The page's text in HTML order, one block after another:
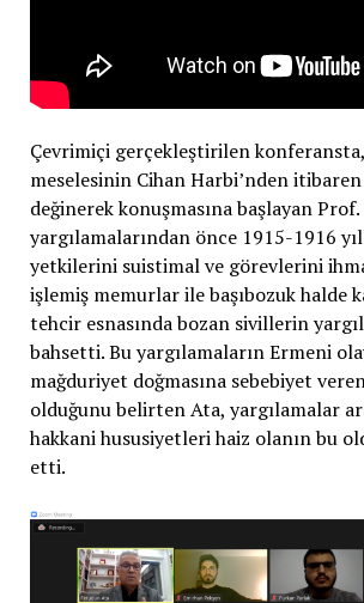
Çevrimiçi gerçekleştirilen
meselesinin Cihan Harbi’nden
değinerek konuşmasına başlayan
yargılamalarından önce 1915-1916
yetkilerini suistimal ve görevlerini
işlemiş memurlar ile başıbozuk halde
tehcir esnasında bozan sivillerin
bahsetti. Bu yargılamaların Ermeni
mağduriyet doğmasına sebebiyet
olduğunu belirten Ata, yargılamalar
hakkani hususiyetleri haiz olanın bu
etti.